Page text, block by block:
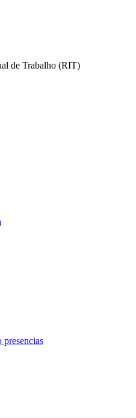
de Trabalho (RIT)
presencias